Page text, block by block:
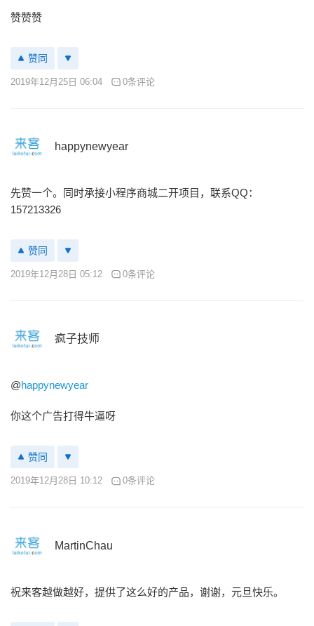
赞赞赞
赞同
2019年12月25日 06:04 0条评论
happynewyear
先赞一个。同时承接小程序商城二开项目，联系QQ：
157213326
赞同
2019年12月28日 05:12 0条评论
疯子技师
@happynewyear
你这个广告打得牛逼呀
赞同
2019年12月28日 10:12 0条评论
MartinChau
祝来客越做越好，提供了这么好的产品，谢谢，元旦快乐。